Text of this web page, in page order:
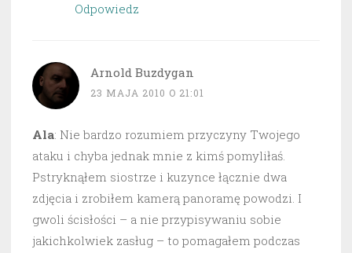
Odpowiedz
Arnold Buzdygan
23 MAJA 2010 O 21:01
Ala: Nie bardzo rozumiem przyczyny Twojego
ataku i chyba jednak mnie z kimś pomyliłaś.
Pstryknąłem siostrze i kuzynce łącznie dwa
zdjęcia i zrobiłem kamerą panoramę powodzi. I
gwoli ścisłości – a nie przypisywaniu sobie
jakichkolwiek zasług – to pomagałem podczas